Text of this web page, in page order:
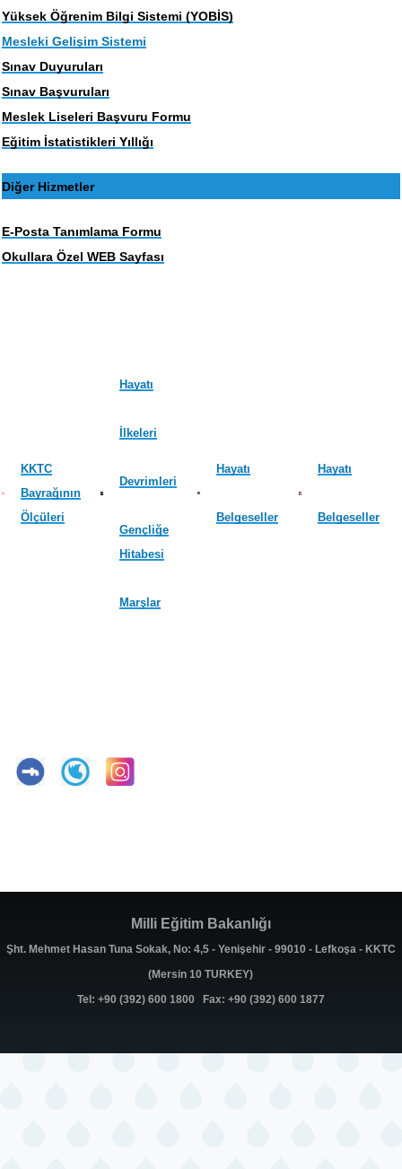
Yüksek Öğrenim Bilgi Sistemi (YOBİS)
Mesleki Gelişim Sistemi
Sınav Duyuruları
Sınav Başvuruları
Meslek Liseleri Başvuru Formu
Eğitim İstatistikleri Yıllığı
Diğer Hizmetler
E-Posta Tanımlama Formu
Okullara Özel WEB Sayfası
KKTC
Bayrağının
Ölçüleri
Hayatı
İlkeleri
Devrimleri
Gençliğe
Hitabesi
Marşlar
Hayatı
Belgeseller
Hayatı
Belgeseller
Milli Eğitim Bakanlığı
Şht. Mehmet Hasan Tuna Sokak, No: 4,5 - Yenişehir - 99010 - Lefkoşa - KKTC
(Mersin 10 TURKEY)
Tel: +90 (392) 600 1800 Fax: +90 (392) 600 1877